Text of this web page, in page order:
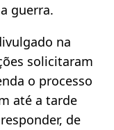
guerra.
na
solicitaram
o processo
até a tarde
de